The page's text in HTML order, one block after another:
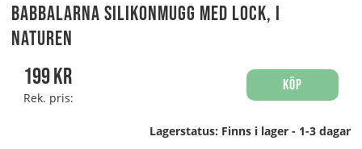
Babbalarna Silikonmugg med Lock, I
Naturen
199kr
Rek. pris:
Köp
Lagerstatus: Finns i lager - 1-3 dagar